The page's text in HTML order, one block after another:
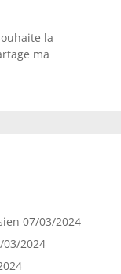
la
ma
07/03/2024
03/2024